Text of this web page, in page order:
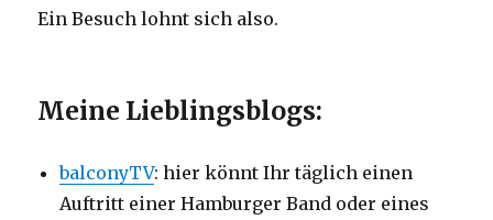
Ein Besuch lohnt sich also.
Meine Lieblingsblogs:
balconyTV: hier könnt Ihr täglich einen
Auftritt einer Hamburger Band oder eines